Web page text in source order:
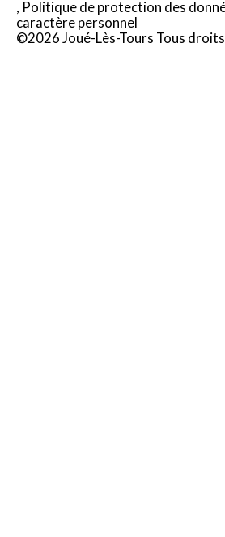
Politique de protection des
caractère personnel
©2026 Joué-Lès-Tours Tous